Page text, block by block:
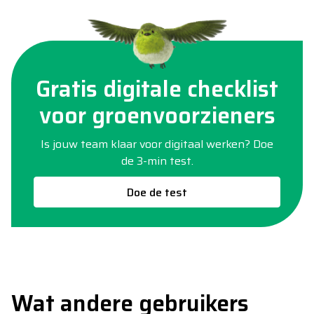
Gratis digitale checklist
voor groenvoorzieners
Is jouw team klaar voor digitaal werken? Doe
de 3-min test.
Doe de test
Wat andere gebruikers